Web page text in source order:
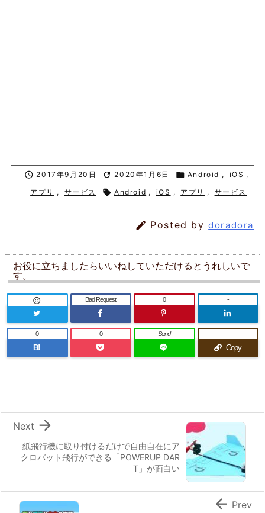
 2017年9月20日  2020年1月6日  Android , iOS ,
アプリ
, サービス  Android , iOS , アプリ , サービス
 Posted bydoradora
お役に立ちましたらいいねしていただけるとうれしいで
す。
 Bad Request 0 -
B!
0 0 Send
Copy
-
紙飛行機に取り付けるだけで自由自在にア
クロバット飛行ができる「POWERUP DAR
T」が面白い

Next
 Prev